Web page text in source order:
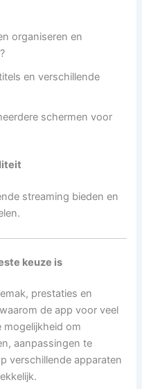
organiseren en
en verschillende
schermen voor
streaming bieden en
keuze is
prestaties en
de app voor veel
mogelijkheid om
aanpassingen te
verschillende apparaten